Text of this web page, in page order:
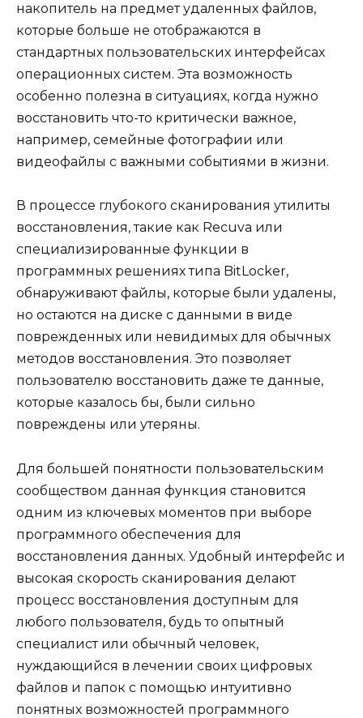
накопитель на предмет удаленных файлов,
которые больше не отображаются в
стандартных пользовательских интерфейсах
операционных систем. Эта возможность
особенно полезна в ситуациях, когда нужно
восстановить что-то критически важное,
например, семейные фотографии или
видеофайлы с важными событиями в жизни.
В процессе глубокого сканирования утилиты
восстановления, такие как Recuva или
специализированные функции в
программных решениях типа BitLocker,
обнаруживают файлы, которые были удалены,
но остаются на диске с данными в виде
поврежденных или невидимых для обычных
методов восстановления. Это позволяет
пользователю восстановить даже те данные,
которые казалось бы, были сильно
повреждены или утеряны.
Для большей понятности пользовательским
сообществом данная функция становится
одним из ключевых моментов при выборе
программного обеспечения для
восстановления данных. Удобный интерфейс и
высокая скорость сканирования делают
процесс восстановления доступным для
любого пользователя, будь то опытный
специалист или обычный человек,
нуждающийся в лечении своих цифровых
файлов и папок с помощью интуитивно
понятных возможностей программного